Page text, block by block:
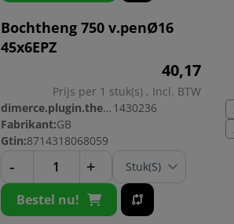
Bochtheng 750 v.penØ16
45x6EPZ
40,17
Prijs per 1 stuk(s) , Incl. BTW
dimerce.plugin.theme.productnr: 1430236
Fabrikant:GB
Gtin:8714318068059
- +
Bestel nu!